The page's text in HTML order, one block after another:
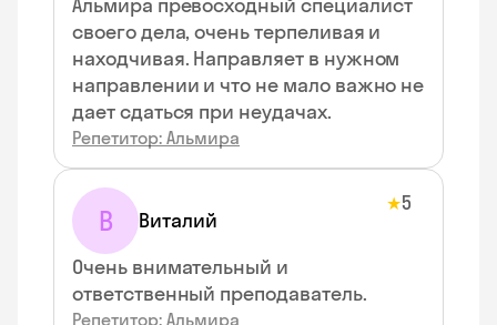
своего дела, очень терпеливая и
находчивая. Направляет в нужном
направлении и что не мало важно не
дает сдаться при неудачах.
Репетитор: Альмира
В Виталий
★5
Очень внимательный и
ответственный преподаватель.
Репетитор: Альмира